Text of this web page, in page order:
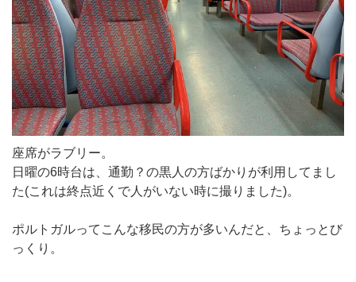
座席がラブリー。
日曜の6時台は、通勤？の黒人の方ばかりが利用してまし
た(これは終点近くで人がいない時に撮りました)。
ポルトガルってこんな移民の方が多いんだと、ちょっとび
っくり。